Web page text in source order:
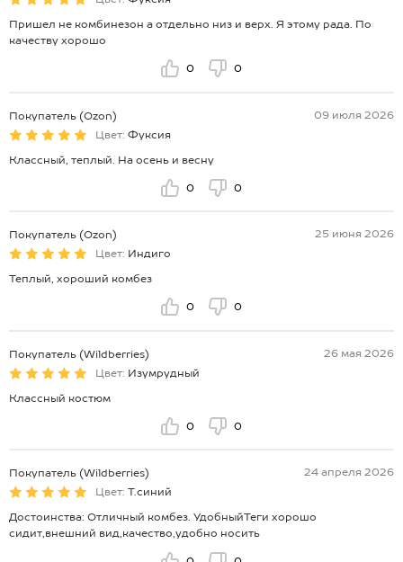
Пришел не комбинезон а отдельно низ и верх. Я этому рада. По
качеству хорошо
0 0
Покупатель (Ozon)
09 июля 2026
Цвет: Фуксия
Классный, теплый. На осень и весну
0 0
Покупатель (Ozon)
25 июня 2026
Цвет: Индиго
Теплый, хороший комбез
0 0
Покупатель (Wildberries)
26 мая 2026
Цвет: Изумрудный
Классный костюм
0 0
Покупатель (Wildberries)
24 апреля 2026
Цвет: Т.синий
Достоинства: Отличный комбез. УдобныйТеги хорошо
сидит,внешний вид,качество,удобно носить